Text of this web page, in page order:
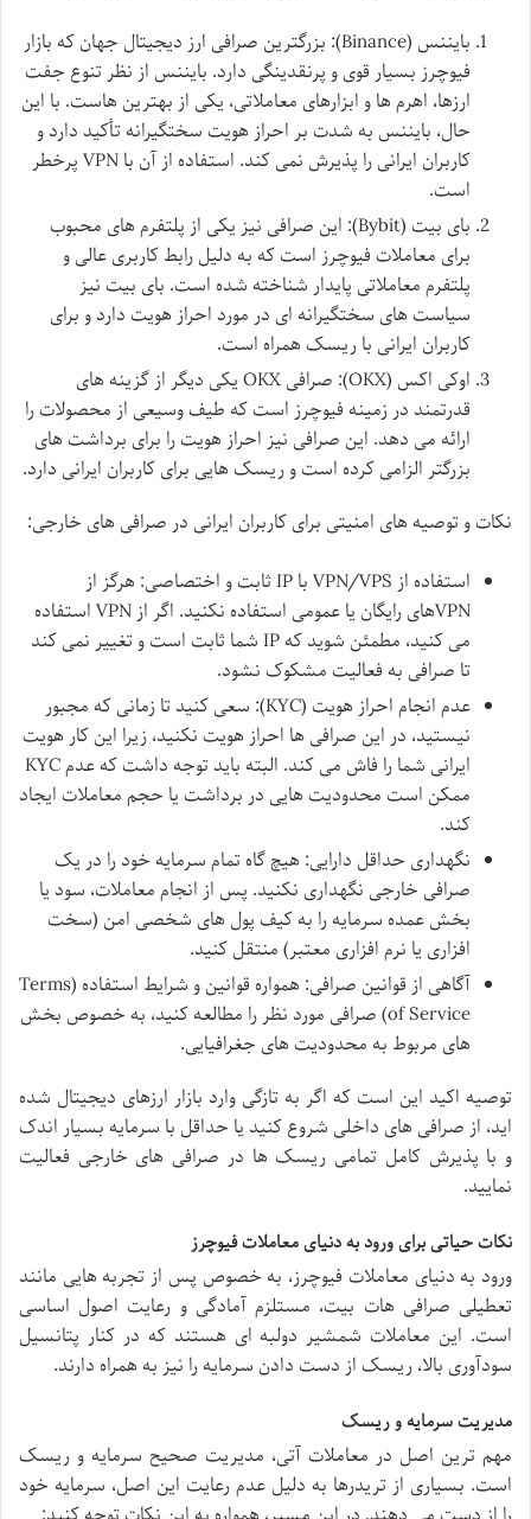
بایننس (Binance): بزرگترین صرافی ارز دیجیتال جهان که بازار
فیوچرز بسیار قوی و پرنقدینگی دارد. بایننس از نظر تنوع جفت
ارزها، اهرم ها و ابزارهای معاملاتی، یکی از بهترین هاست. با این
حال، بایننس به شدت بر احراز هویت سختگیرانه تأکید دارد و
کاربران ایرانی را پذیرش نمی کند. استفاده از آن با VPN پرخطر
است.
بای بیت (Bybit): این صرافی نیز یکی از پلتفرم های محبوب
برای معاملات فیوچرز است که به دلیل رابط کاربری عالی و
پلتفرم معاملاتی پایدار شناخته شده است. بای بیت نیز
سیاست های سختگیرانه ای در مورد احراز هویت دارد و برای
کاربران ایرانی با ریسک همراه است.
اوکی اکس (OKX): صرافی OKX یکی دیگر از گزینه های
قدرتمند در زمینه فیوچرز است که طیف وسیعی از محصولات را
ارائه می دهد. این صرافی نیز احراز هویت را برای برداشت های
بزرگتر الزامی کرده است و ریسک هایی برای کاربران ایرانی دارد.
نکات و توصیه های امنیتی برای کاربران ایرانی در صرافی های خارجی:
استفاده از VPN/VPS با IP ثابت و اختصاصی: هرگز از
VPNهای رایگان یا عمومی استفاده نکنید. اگر از VPN استفاده
می کنید، مطمئن شوید که IP شما ثابت است و تغییر نمی کند
تا صرافی به فعالیت مشکوک نشود.
عدم انجام احراز هویت (KYC): سعی کنید تا زمانی که مجبور
نیستید، در این صرافی ها احراز هویت نکنید، زیرا این کار هویت
ایرانی شما را فاش می کند. البته باید توجه داشت که عدم KYC
ممکن است محدودیت هایی در برداشت یا حجم معاملات ایجاد
کند.
نگهداری حداقل دارایی: هیچ گاه تمام سرمایه خود را در یک
صرافی خارجی نگهداری نکنید. پس از انجام معاملات، سود یا
بخش عمده سرمایه را به کیف پول های شخصی امن (سخت
افزاری یا نرم افزاری معتبر) منتقل کنید.
آگاهی از قوانین صرافی: همواره قوانین و شرایط استفاده (Terms
of Service) صرافی مورد نظر را مطالعه کنید، به خصوص بخش
های مربوط به محدودیت های جغرافیایی.
توصیه اکید این است که اگر به تازگی وارد بازار ارزهای دیجیتال شده
اید، از صرافی های داخلی شروع کنید یا حداقل با سرمایه بسیار اندک
و با پذیرش کامل تمامی ریسک ها در صرافی های خارجی فعالیت
نمایید.
نکات حیاتی برای ورود به دنیای معاملات فیوچرز
ورود به دنیای معاملات فیوچرز، به خصوص پس از تجربه هایی مانند
تعطیلی صرافی هات بیت، مستلزم آمادگی و رعایت اصول اساسی
است. این معاملات شمشیر دولبه ای هستند که در کنار پتانسیل
سودآوری بالا، ریسک از دست دادن سرمایه را نیز به همراه دارند.
مدیریت سرمایه و ریسک
مهم ترین اصل در معاملات آتی، مدیریت صحیح سرمایه و ریسک
است. بسیاری از تریدرها به دلیل عدم رعایت این اصل، سرمایه خود